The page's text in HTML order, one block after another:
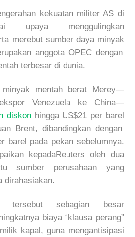
kekuatan militerAS di
upaya
menggulingkan
merebut sumber daya minyak
anggotaOPEC dengan
terbesar didunia.
minyak mentah berat Merey—
ekspor Venezuela keChina—
diskon hinggaUS$21 per barel
Brent, dibandingkan dengan
barel pada pekan sebelumnya.
kepadaReutersoleh dua
sumber perusahaanyang
dirahasiakan.
tersebut sebagian
besar
biaya“klausa perang”
kapal ,guna mengantisipasi